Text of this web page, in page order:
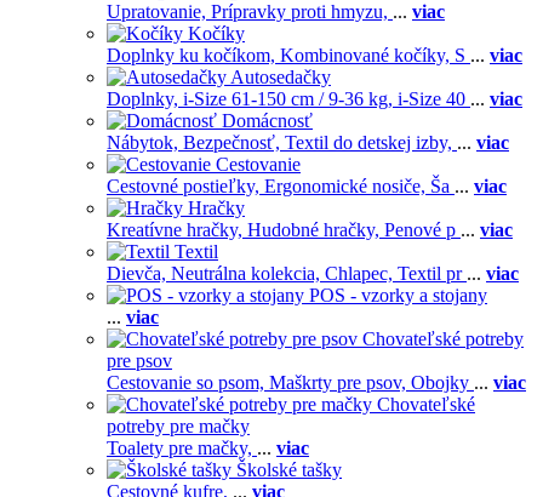
Upratovanie, Prípravky proti hmyzu, ... viac
Kočíky
Doplnky ku kočíkom, Kombinované kočíky, S ... viac
Autosedačky
Doplnky, i-Size 61-150 cm / 9-36 kg, i-Size 40 ... viac
Domácnosť
Nábytok, Bezpečnosť, Textil do detskej izby, ... viac
Cestovanie
Cestovné postieľky, Ergonomické nosiče, Ša ... viac
Hračky
Kreatívne hračky, Hudobné hračky, Penové p ... viac
Textil
Dievča, Neutrálna kolekcia, Chlapec, Textil pr ... viac
POS - vzorky a stojany
... viac
Chovateľské potreby
pre psov
Cestovanie so psom, Maškrty pre psov, Obojky ... viac
Chovateľské
potreby pre mačky
Toalety pre mačky, ... viac
Školské tašky
Cestovné kufre, ... viac